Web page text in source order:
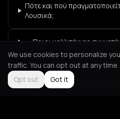
Πότε και πού
Λουσικά;
Ποιοι καλλιτέχνες
Not feeling it? All events in Patras
We use cookies to personalize
traffic. You can opt out at any time.
Opt out
Got it